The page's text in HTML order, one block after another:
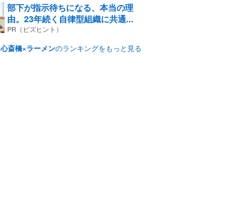
部下が指示待ちになる、本当の理
由。23年続く自律型組織に共通...
PR（ビズヒント）
心斎橋×ラーメンのランキングをもっと見る